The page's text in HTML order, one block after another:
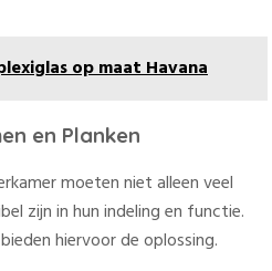
op maat Havana
en Planken
moeten niet alleen veel
zijn in hun indeling en functie.
hiervoor de oplossing.